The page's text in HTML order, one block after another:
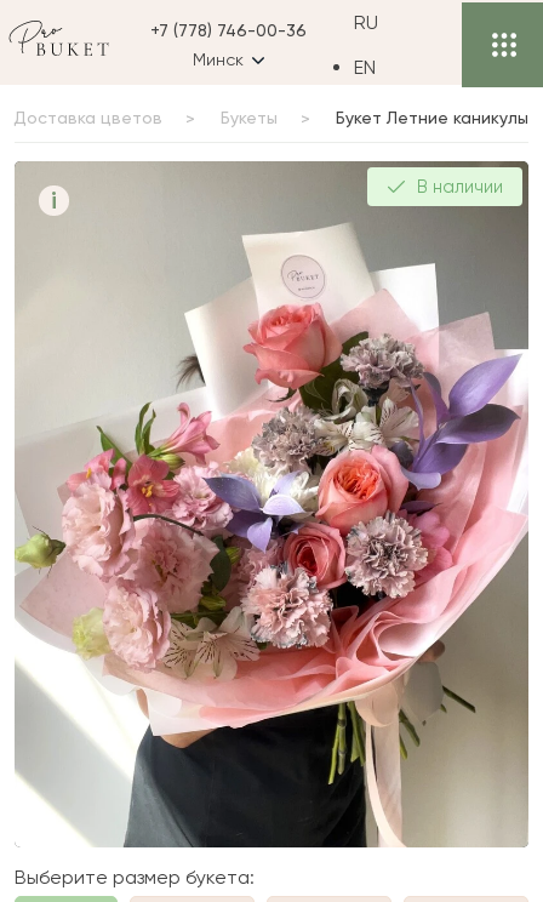
+7 (778) 746-00-36
Минск
RU
EN
Доставка цветов Букеты Букет Летние каникулы
i
Букет Летние каникулы В наличии
Выберите размер букета: